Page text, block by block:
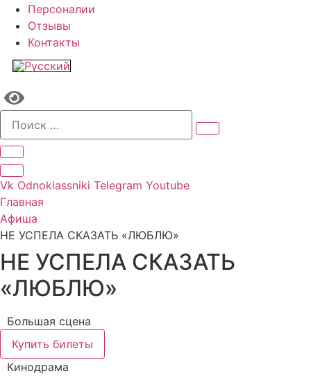
Персоналии
Отзывы
Контакты
Vk Odnoklassniki Telegram Youtube
Главная
Афиша
НЕ УСПЕЛА СКАЗАТЬ «ЛЮБЛЮ»
НЕ УСПЕЛА СКАЗАТЬ
«ЛЮБЛЮ»
Большая сцена
Купить билеты
Кинодрама